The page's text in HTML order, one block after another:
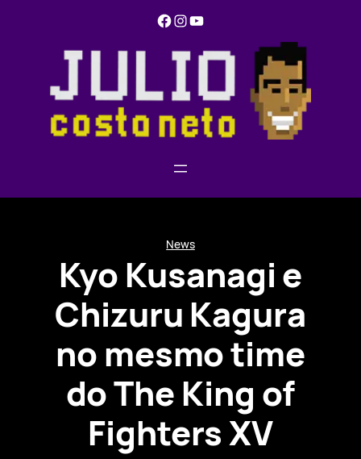
Facebook Instagram YouTube
News
Kyo Kusanagi e
Chizuru Kagura
no mesmo time
do The King of
Fighters XV